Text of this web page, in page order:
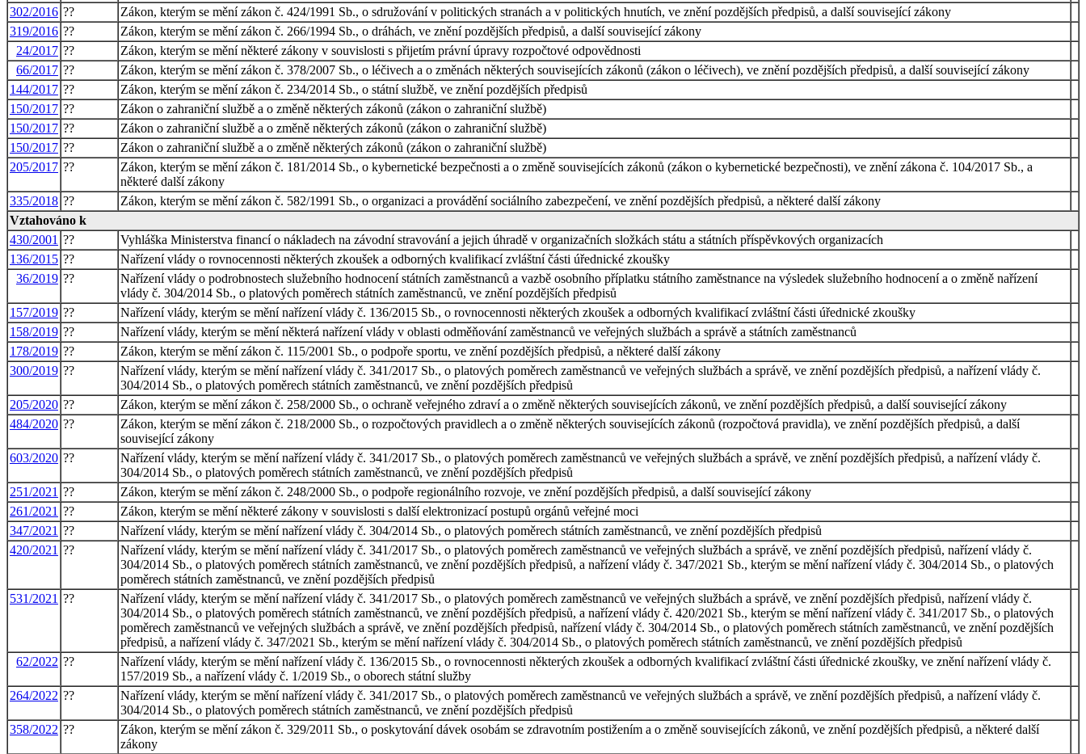
302/2016 ??
Zákon, kterým se mění zákon č. 424/1991 Sb., o sdružování v politických stranách a v politických hnutích, ve znění pozdějších předpisů, a další související zákony
319/2016 ??
Zákon, kterým se mění zákon č. 266/1994 Sb., o dráhách, ve znění pozdějších předpisů, a další související zákony
24/2017 ??
Zákon, kterým se mění některé zákony v souvislosti s přijetím právní úpravy rozpočtové odpovědnosti
66/2017 ??
Zákon, kterým se mění zákon č. 378/2007 Sb., o léčivech a o změnách některých souvisejících zákonů (zákon o léčivech), ve znění pozdějších předpisů, a další související zákony
144/2017 ??
Zákon, kterým se mění zákon č. 234/2014 Sb., o státní službě, ve znění pozdějších předpisů
150/2017 ??
Zákon o zahraniční službě a o změně některých zákonů (zákon o zahraniční službě)
150/2017 ??
Zákon o zahraniční službě a o změně některých zákonů (zákon o zahraniční službě)
150/2017 ??
Zákon o zahraniční službě a o změně některých zákonů (zákon o zahraniční službě)
205/2017 ??
Zákon, kterým se mění zákon č. 181/2014 Sb., o kybernetické bezpečnosti a o změně souvisejících zákonů (zákon o kybernetické bezpečnosti), ve znění zákona č. 104/2017 Sb., a
některé další zákony
335/2018 ??
Zákon, kterým se mění zákon č. 582/1991 Sb., o organizaci a provádění sociálního zabezpečení, ve znění pozdějších předpisů, a některé další zákony
Vztahováno k
430/2001 ??
Vyhláška Ministerstva financí o nákladech na závodní stravování a jejich úhradě v organizačních složkách státu a státních příspěvkových organizacích
136/2015 ??
Nařízení vlády o rovnocennosti některých zkoušek a odborných kvalifikací zvláštní části úřednické zkoušky
36/2019 ??
Nařízení vlády o podrobnostech služebního hodnocení státních zaměstnanců a vazbě osobního příplatku státního zaměstnance na výsledek služebního hodnocení a o změně nařízení
vlády č. 304/2014 Sb., o platových poměrech státních zaměstnanců, ve znění pozdějších předpisů
157/2019 ??
Nařízení vlády, kterým se mění nařízení vlády č. 136/2015 Sb., o rovnocennosti některých zkoušek a odborných kvalifikací zvláštní části úřednické zkoušky
158/2019 ??
Nařízení vlády, kterým se mění některá nařízení vlády v oblasti odměňování zaměstnanců ve veřejných službách a správě a státních zaměstnanců
178/2019 ??
Zákon, kterým se mění zákon č. 115/2001 Sb., o podpoře sportu, ve znění pozdějších předpisů, a některé další zákony
300/2019 ??
Nařízení vlády, kterým se mění nařízení vlády č. 341/2017 Sb., o platových poměrech zaměstnanců ve veřejných službách a správě, ve znění pozdějších předpisů, a nařízení vlády č.
304/2014 Sb., o platových poměrech státních zaměstnanců, ve znění pozdějších předpisů
205/2020 ??
Zákon, kterým se mění zákon č. 258/2000 Sb., o ochraně veřejného zdraví a o změně některých souvisejících zákonů, ve znění pozdějších předpisů, a další související zákony
484/2020 ??
Zákon, kterým se mění zákon č. 218/2000 Sb., o rozpočtových pravidlech a o změně některých souvisejících zákonů (rozpočtová pravidla), ve znění pozdějších předpisů, a další
související zákony
603/2020 ??
Nařízení vlády, kterým se mění nařízení vlády č. 341/2017 Sb., o platových poměrech zaměstnanců ve veřejných službách a správě, ve znění pozdějších předpisů, a nařízení vlády č.
304/2014 Sb., o platových poměrech státních zaměstnanců, ve znění pozdějších předpisů
251/2021 ??
Zákon, kterým se mění zákon č. 248/2000 Sb., o podpoře regionálního rozvoje, ve znění pozdějších předpisů, a další související zákony
261/2021 ??
Zákon, kterým se mění některé zákony v souvislosti s další elektronizací postupů orgánů veřejné moci
347/2021 ??
Nařízení vlády, kterým se mění nařízení vlády č. 304/2014 Sb., o platových poměrech státních zaměstnanců, ve znění pozdějších předpisů
420/2021 ??
Nařízení vlády, kterým se mění nařízení vlády č. 341/2017 Sb., o platových poměrech zaměstnanců ve veřejných službách a správě, ve znění pozdějších předpisů, nařízení vlády č.
304/2014 Sb., o platových poměrech státních zaměstnanců, ve znění pozdějších předpisů, a nařízení vlády č. 347/2021 Sb., kterým se mění nařízení vlády č. 304/2014 Sb., o platových
poměrech státních zaměstnanců, ve znění pozdějších předpisů
531/2021 ??
Nařízení vlády, kterým se mění nařízení vlády č. 341/2017 Sb., o platových poměrech zaměstnanců ve veřejných službách a správě, ve znění pozdějších předpisů, nařízení vlády č.
304/2014 Sb., o platových poměrech státních zaměstnanců, ve znění pozdějších předpisů, a nařízení vlády č. 420/2021 Sb., kterým se mění nařízení vlády č. 341/2017 Sb., o platových
poměrech zaměstnanců ve veřejných službách a správě, ve znění pozdějších předpisů, nařízení vlády č. 304/2014 Sb., o platových poměrech státních zaměstnanců, ve znění pozdějších
předpisů, a nařízení vlády č. 347/2021 Sb., kterým se mění nařízení vlády č. 304/2014 Sb., o platových poměrech státních zaměstnanců, ve znění pozdějších předpisů
62/2022 ??
Nařízení vlády, kterým se mění nařízení vlády č. 136/2015 Sb., o rovnocennosti některých zkoušek a odborných kvalifikací zvláštní části úřednické zkoušky, ve znění nařízení vlády č.
157/2019 Sb., a nařízení vlády č. 1/2019 Sb., o oborech státní služby
264/2022 ??
Nařízení vlády, kterým se mění nařízení vlády č. 341/2017 Sb., o platových poměrech zaměstnanců ve veřejných službách a správě, ve znění pozdějších předpisů, a nařízení vlády č.
304/2014 Sb., o platových poměrech státních zaměstnanců, ve znění pozdějších předpisů
358/2022 ??
Zákon, kterým se mění zákon č. 329/2011 Sb., o poskytování dávek osobám se zdravotním postižením a o změně souvisejících zákonů, ve znění pozdějších předpisů, a některé další
zákony